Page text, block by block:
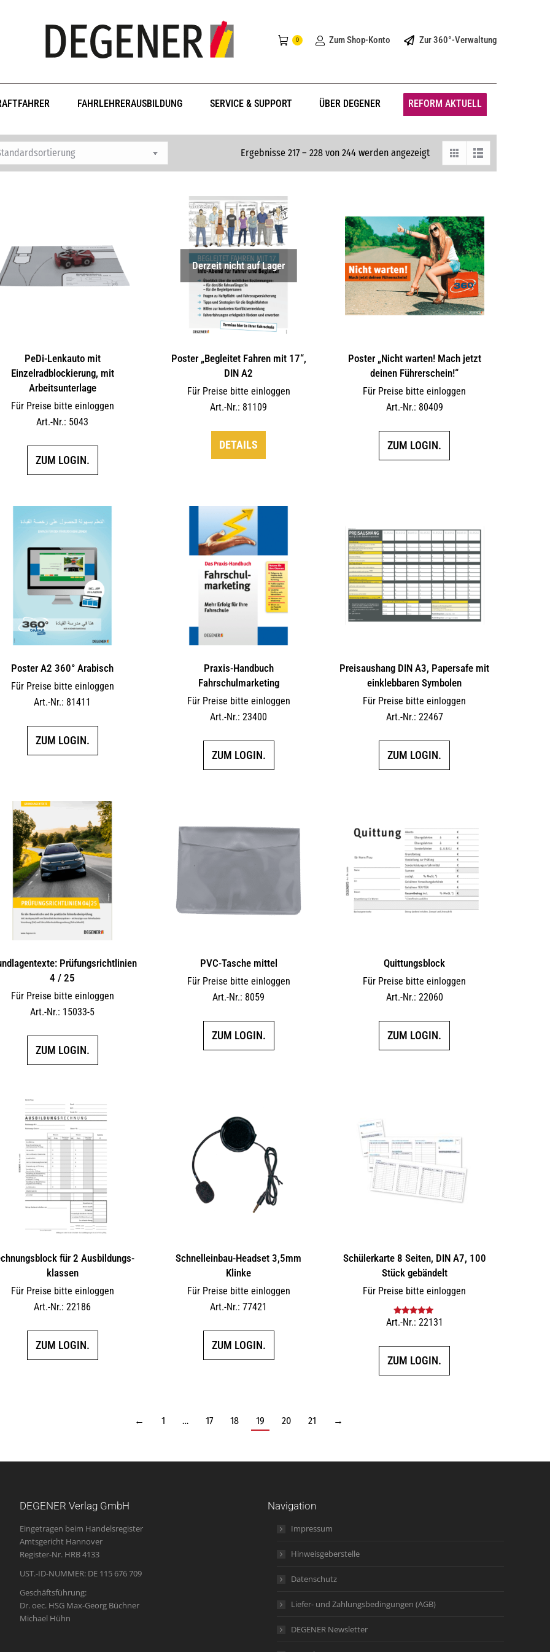
0 Zum Shop-Konto Zur 360°-Verwaltung
FAHRLEHRERAUSBILDUNG SERVICE & SUPPORT ÜBER DEGENER REFORM AKTUELL
Ergebnisse 217 – 228 von 244 werden angezeigt
PeDi-Lenkauto mit
Einzelradblockierung, mit
Arbeitsunterlage
Für Preise bitte einloggen
Art.-Nr.: 5043
ZUM LOGIN.
Derzeit nicht auf Lager
Poster „Begleitet Fahren mit 17“,
DIN A2
Für Preise bitte einloggen
Art.-Nr.: 81109
DETAILS
Poster „Nicht warten! Mach jetzt
deinen Führerschein!“
Für Preise bitte einloggen
Art.-Nr.: 80409
ZUM LOGIN.
Poster A2 360° Arabisch
Für Preise bitte einloggen
Art.-Nr.: 81411
ZUM LOGIN.
Praxis-Handbuch
Fahrschulmarketing
Für Preise bitte einloggen
Art.-Nr.: 23400
ZUM LOGIN.
Preisaushang DIN A3, Papersafe mit
einklebbaren Symbolen
Für Preise bitte einloggen
Art.-Nr.: 22467
ZUM LOGIN.
Prüfungsrichtlinien
4 / 25
Für Preise bitte einloggen
Art.-Nr.: 15033-5
ZUM LOGIN.
PVC-Tasche mittel
Für Preise bitte einloggen
Art.-Nr.: 8059
ZUM LOGIN.
Quittungsblock
Für Preise bitte einloggen
Art.-Nr.: 22060
ZUM LOGIN.
für 2 Ausbil­dungs­
klassen
Für Preise bitte einloggen
Art.-Nr.: 22186
ZUM LOGIN.
Schnelleinbau-Headset 3,5mm
Klinke
Für Preise bitte einloggen
Art.-Nr.: 77421
ZUM LOGIN.
Schülerkarte 8 Seiten, DIN A7, 100
Stück gebändelt
Für Preise bitte einloggen
Bewertet mit
Art.-Nr.: 22131
ZUM LOGIN.
← 1 … 17 18 19 20 21 →
DEGENER Verlag GmbH
Eingetragen beim Handelsregister
Amtsgericht Hannover
Register-Nr. HRB 4133
UST.-ID-NUMMER: DE 115 676 709
Geschäftsführung:
Dr. oec. HSG Max-Georg Büchner
Michael Hühn
Navigation
Impressum
Hinweisgeberstelle
Datenschutz
Liefer- und Zahlungsbedingungen (AGB)
DEGENER Newsletter